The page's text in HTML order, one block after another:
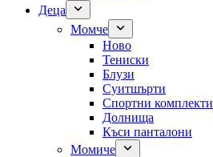
Деца
Момче
Ново
Тениски
Блузи
Суитшърти
Спортни комплекти
Долнища
Къси панталони
Момиче